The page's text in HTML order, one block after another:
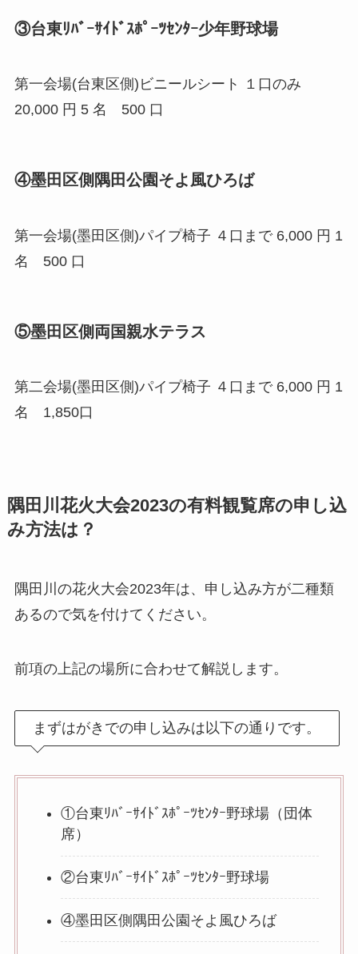
③台東ﾘﾊﾞｰｻｲﾄﾞｽﾎﾟｰﾂｾﾝﾀｰ少年野球場
第一会場(台東区側)ビニールシート １口のみ
20,000 円 5 名 500 口
④墨田区側隅田公園そよ風ひろば
第一会場(墨田区側)パイプ椅子 ４口まで 6,000 円 1
名 500 口
⑤墨田区側両国親水テラス
第二会場(墨田区側)パイプ椅子 ４口まで 6,000 円 1
名 1,850口
隅田川花火大会2023の有料観覧席の申し込
み方法は？
隅田川の花火大会2023年は、申し込み方が二種類
あるので気を付けてください。
前項の上記の場所に合わせて解説します。
まずはがきでの申し込みは以下の通りです。
①台東ﾘﾊﾞｰｻｲﾄﾞｽﾎﾟｰﾂｾﾝﾀｰ野球場（団体
席）
②台東ﾘﾊﾞｰｻｲﾄﾞｽﾎﾟｰﾂｾﾝﾀｰ野球場
④墨田区側隅田公園そよ風ひろば